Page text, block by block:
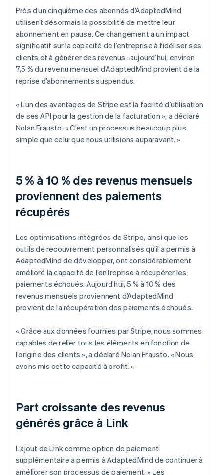
Près d’un cinquième des abonnés d’AdaptedMind
utilisent désormais la possibilité de mettre leur
abonnement en pause. Ce changement a un impact
significatif sur la capacité de l’entreprise à fidéliser ses
clients et à générer des revenus : aujourd’hui, environ
7,5 % du revenu mensuel d’AdaptedMind provient de la
reprise d’abonnements suspendus.
« L’un des avantages de Stripe est la facilité d’utilisation
de ses API pour la gestion de la facturation », a déclaré
Nolan Frausto. « C’est un processus beaucoup plus
simple que celui que nous utilisions auparavant. »
5 % à 10 % des revenus mensuels
proviennent des paiements
récupérés
Les optimisations intégrées de Stripe, ainsi que les
outils de recouvrement personnalisés qu’il a permis à
AdaptedMind de développer, ont considérablement
amélioré la capacité de l’entreprise à récupérer les
paiements échoués. Aujourd’hui, 5 % à 10 % des
revenus mensuels proviennent d’AdaptedMind
provient de la récupération des paiements échoués.
« Grâce aux données fournies par Stripe, nous sommes
capables de relier tous les éléments en fonction de
l’origine des clients », a déclaré Nolan Frausto. « Nous
avons mis cette capacité à profit. »
Part croissante des revenus
générés grâce à Link
L’ajout de Link comme option de paiement
supplémentaire a permis à AdaptedMind de continuer à
améliorer son processus de paiement. « Les